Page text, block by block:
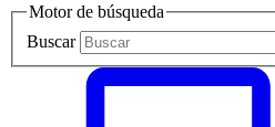
Motor de búsqueda
Buscar